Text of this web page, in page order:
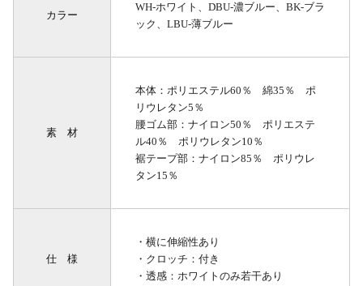
カラー
WH-ホワイト、DBU-濃ブルー、BK-ブラ
ック、LBU-薄ブルー
素 材
本体：ポリエステル60％ 綿35％ ポ
リウレタン5％
腰ゴム部：ナイロン50％ ポリエステ
ル40％ ポリウレタン10％
裾テープ部：ナイロン85％ ポリウレ
タン15％
仕 様
・横に伸縮性あり
・クロッチ：付き
・透感：ホワイトのみ若干あり